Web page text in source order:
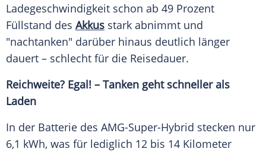
Ladegeschwindigkeit schon ab 49 Prozent
Füllstand des Akkus stark abnimmt und
"nachtanken" darüber hinaus deutlich länger
dauert – schlecht für die Reisedauer.
Reichweite? Egal! – Tanken geht schneller als
Laden
In der Batterie des AMG-Super-Hybrid stecken nur
6,1 kWh, was für lediglich 12 bis 14 Kilometer